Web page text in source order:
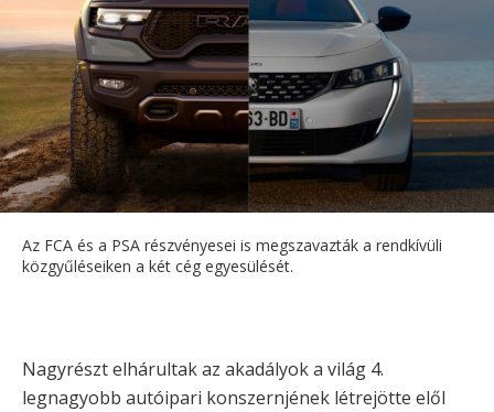
Az FCA és a PSA részvényesei is megszavazták a rendkívüli
közgyűléseiken a két cég egyesülését.
Nagyrészt elhárultak az akadályok a világ 4.
legnagyobb autóipari konszernjének létrejötte elől